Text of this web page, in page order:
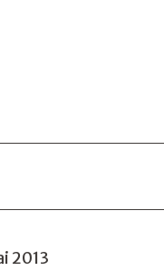
2013